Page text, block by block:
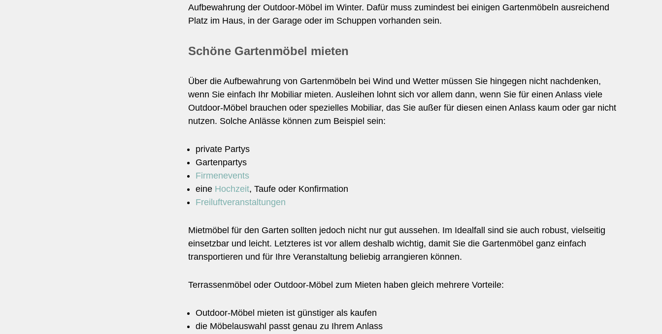
Aufbewahrung der Outdoor-Möbel im Winter. Dafür muss zumindest bei einigen Gartenmöbeln ausreichend
Platz im Haus, in der Garage oder im Schuppen vorhanden sein.
Schöne Gartenmöbel mieten
Über die Aufbewahrung von Gartenmöbeln bei Wind und Wetter müssen Sie hingegen nicht nachdenken,
wenn Sie einfach Ihr Mobiliar mieten. Ausleihen lohnt sich vor allem dann, wenn Sie für einen Anlass viele
Outdoor-Möbel brauchen oder spezielles Mobiliar, das Sie außer für diesen einen Anlass kaum oder gar nicht
nutzen. Solche Anlässe können zum Beispiel sein:
private Partys
Gartenpartys
Firmenevents
eine Hochzeit, Taufe oder Konfirmation
Freiluftveranstaltungen
Mietmöbel für den Garten sollten jedoch nicht nur gut aussehen. Im Idealfall sind sie auch robust, vielseitig
einsetzbar und leicht. Letzteres ist vor allem deshalb wichtig, damit Sie die Gartenmöbel ganz einfach
transportieren und für Ihre Veranstaltung beliebig arrangieren können.
Terrassenmöbel oder Outdoor-Möbel zum Mieten haben gleich mehrere Vorteile:
Outdoor-Möbel mieten ist günstiger als kaufen
die Möbelauswahl passt genau zu Ihrem Anlass